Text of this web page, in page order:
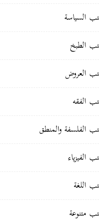
السياسة
الطبخ
العروض
الفقه
الفلسفة والمنطق
الفيزياء
اللغة
متنوعة